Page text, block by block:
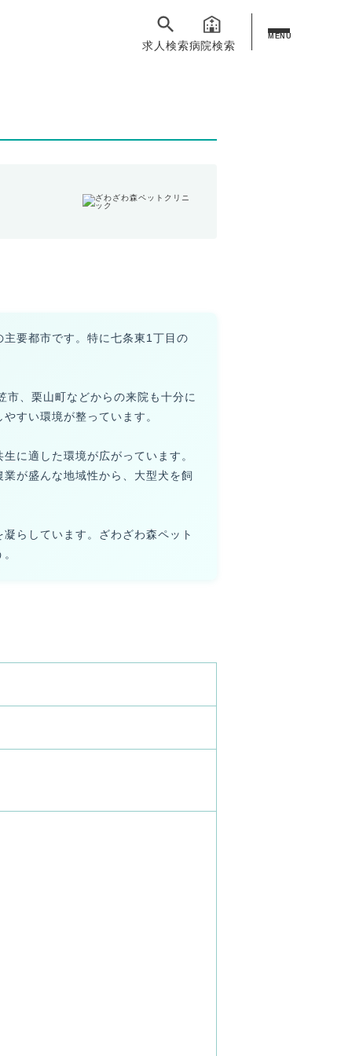
求人検索病院検索
MENU
要都市です。特に七条東1丁目の
、栗山町などからの来院も十分に
すい環境が整っています。
に適した環境が広がっています。
が盛んな地域性から、大型犬を飼
らしています。ざわざわ森ペット